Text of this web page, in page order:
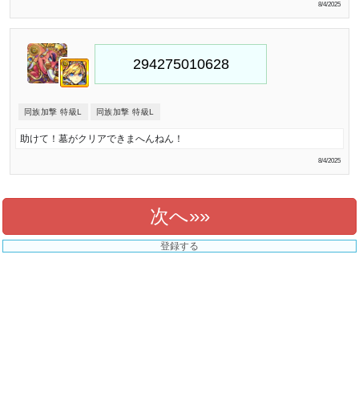
8/4/2025
同族加撃 特級L 同族加撃 特級L
助けて！墓がクリアできまへんねん！
8/4/2025
次へ»
登録する